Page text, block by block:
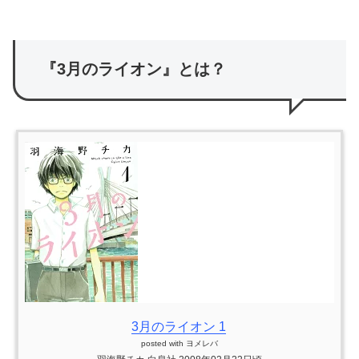
『3月のライオン』とは？
3月のライオン 1
posted with ヨメレバ